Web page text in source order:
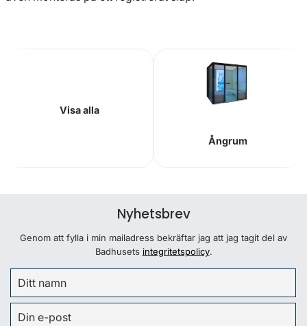
Visa alla
Ångrum
Nyhetsbrev
Genom att fylla i min mailadress bekräftar jag att jag tagit del av
Badhusets integritetspolicy.